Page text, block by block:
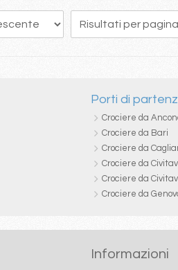
196 197 198 199 200
Porti di
Crociere da
Crociere da Bari
Crociere da
Crociere da
Crociere da
Crociere da
Informazioni